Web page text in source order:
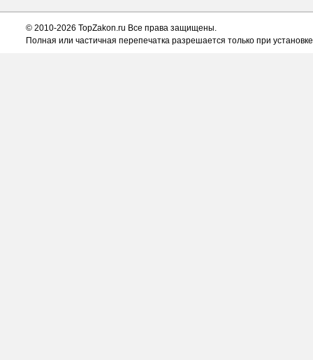
© 2010-2026 TopZakon.ru Все права защищены.
Полная или частичная перепечатка разрешается только при